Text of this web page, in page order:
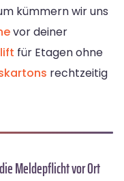
kümmern wir uns
vor deiner
für Etagen ohne
rechtzeitig
Meldepflicht vor Ort